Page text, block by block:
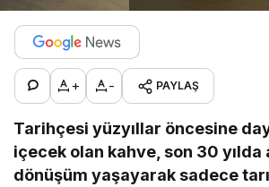
+ - PAYLAŞ
Tarihçesi yüzyıllar öncesine
içecek olan kahve, son 30 yılda
dönüşüm yaşayarak sadece